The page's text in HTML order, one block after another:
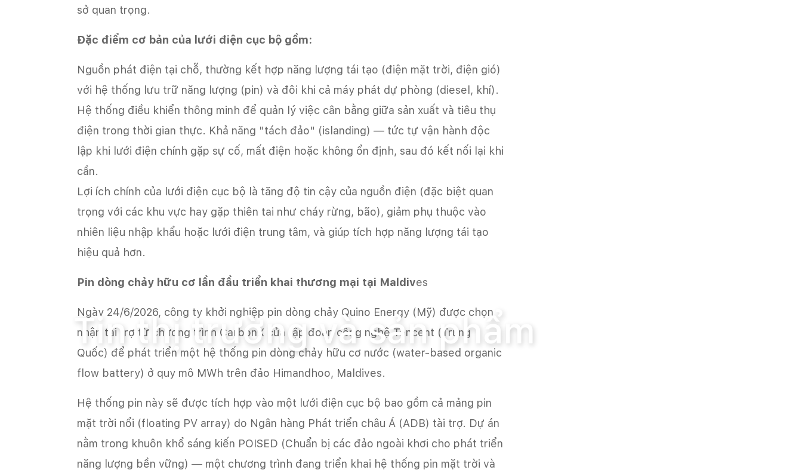
Trang chủ Tin tức
Tin thị trường và sản phẩm
sở quan trọng.
Đặc điểm cơ bản của lưới điện cục bộ gồm:
Nguồn phát điện tại chỗ, thường kết hợp năng lượng tái tạo (điện mặt trời, điện gió)
với hệ thống lưu trữ năng lượng (pin) và đôi khi cả máy phát dự phòng (diesel, khí).
Hệ thống điều khiển thông minh để quản lý việc cân bằng giữa sản xuất và tiêu thụ
điện trong thời gian thực. Khả năng "tách đảo" (islanding) — tức tự vận hành độc
lập khi lưới điện chính gặp sự cố, mất điện hoặc không ổn định, sau đó kết nối lại khi
cần.
Lợi ích chính của lưới điện cục bộ là tăng độ tin cậy của nguồn điện (đặc biệt quan
trọng với các khu vực hay gặp thiên tai như cháy rừng, bão), giảm phụ thuộc vào
nhiên liệu nhập khẩu hoặc lưới điện trung tâm, và giúp tích hợp năng lượng tái tạo
hiệu quả hơn.
Pin dòng chảy hữu cơ lần đầu triển khai thương mại tại Maldives
Ngày 24/6/2026, công ty khởi nghiệp pin dòng chảy Quino Energy (Mỹ) được chọn
nhận tài trợ từ chương trình CarbonX của tập đoàn công nghệ Tencent (Trung
Quốc) để phát triển một hệ thống pin dòng chảy hữu cơ nước (water-based organic
flow battery) ở quy mô MWh trên đảo Himandhoo, Maldives.
Hệ thống pin này sẽ được tích hợp vào một lưới điện cục bộ bao gồm cả mảng pin
mặt trời nổi (floating PV array) do Ngân hàng Phát triển châu Á (ADB) tài trợ. Dự án
nằm trong khuôn khổ sáng kiến POISED (Chuẩn bị các đảo ngoài khơi cho phát triển
năng lượng bền vững) — một chương trình đang triển khai hệ thống pin mặt trời và